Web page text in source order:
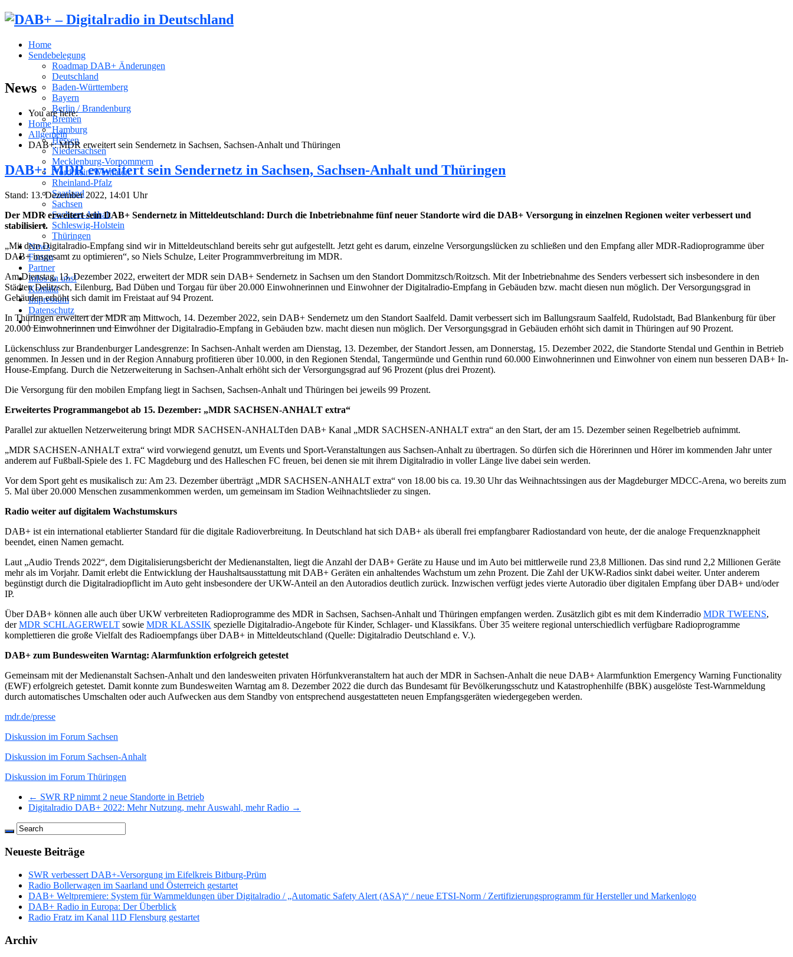
Home
Sendebelegung
Roadmap DAB+ Änderungen
Deutschland
Baden-Württemberg
Bayern
Berlin / Brandenburg
Bremen
Hamburg
Hessen
Niedersachsen
Mecklenburg-Vorpommern
Nordrhein-Westfalen
Rheinland-Pfalz
Saarland
Sachsen
Sachsen-Anhalt
Schleswig-Holstein
Thüringen
News
Forum
Partner
Infos an uns!
Kontakt
Impressum
Datenschutz
News
You are here:
Home
Allgemein
DAB+: MDR erweitert sein Sendernetz in Sachsen, Sachsen-Anhalt und Thüringen
DAB+: MDR erweitert sein Sendernetz in Sachsen, Sachsen-Anhalt und Thüringen
Stand: 13. Dezember 2022, 14:01 Uhr
Der MDR erweitert sein DAB+ Sendernetz in Mitteldeutschland: Durch die Inbetriebnahme fünf neuer Standorte wird die DAB+ Versorgung in einzelnen Regionen weiter verbessert und
stabilisiert.
„Mit dem Digitalradio-Empfang sind wir in Mitteldeutschland bereits sehr gut aufgestellt. Jetzt geht es darum, einzelne Versorgungslücken zu schließen und den Empfang aller MDR-Radioprogramme über
DAB+ insgesamt zu optimieren“, so Niels Schulze, Leiter Programmverbreitung im MDR.
Am Dienstag, 13. Dezember 2022, erweitert der MDR sein DAB+ Sendernetz in Sachsen um den Standort Dommitzsch/Roitzsch. Mit der Inbetriebnahme des Senders verbessert sich insbesondere in den
Städten Delitzsch, Eilenburg, Bad Düben und Torgau für über 20.000 Einwohnerinnen und Einwohner der Digitalradio-Empfang in Gebäuden bzw. macht diesen nun möglich. Der Versorgungsgrad in
Gebäuden erhöht sich damit im Freistaat auf 94 Prozent.
In Thüringen erweitert der MDR am Mittwoch, 14. Dezember 2022, sein DAB+ Sendernetz um den Standort Saalfeld. Damit verbessert sich im Ballungsraum Saalfeld, Rudolstadt, Bad Blankenburg für über
20.000 Einwohnerinnen und Einwohner der Digitalradio-Empfang in Gebäuden bzw. macht diesen nun möglich. Der Versorgungsgrad in Gebäuden erhöht sich damit in Thüringen auf 90 Prozent.
Lückenschluss zur Brandenburger Landesgrenze: In Sachsen-Anhalt werden am Dienstag, 13. Dezember, der Standort Jessen, am Donnerstag, 15. Dezember 2022, die Standorte Stendal und Genthin in Betrieb
genommen. In Jessen und in der Region Annaburg profitieren über 10.000, in den Regionen Stendal, Tangermünde und Genthin rund 60.000 Einwohnerinnen und Einwohner von einem nun besseren DAB+ In-
House-Empfang. Durch die Netzerweiterung in Sachsen-Anhalt erhöht sich der Versorgungsgrad auf 96 Prozent (plus drei Prozent).
Die Versorgung für den mobilen Empfang liegt in Sachsen, Sachsen-Anhalt und Thüringen bei jeweils 99 Prozent.
Erweitertes Programmangebot ab 15. Dezember: „MDR SACHSEN-ANHALT extra“
Parallel zur aktuellen Netzerweiterung bringt MDR SACHSEN-ANHALTden DAB+ Kanal „MDR SACHSEN-ANHALT extra“ an den Start, der am 15. Dezember seinen Regelbetrieb aufnimmt.
„MDR SACHSEN-ANHALT extra“ wird vorwiegend genutzt, um Events und Sport-Veranstaltungen aus Sachsen-Anhalt zu übertragen. So dürfen sich die Hörerinnen und Hörer im kommenden Jahr unter
anderem auf Fußball-Spiele des 1. FC Magdeburg und des Halleschen FC freuen, bei denen sie mit ihrem Digitalradio in voller Länge live dabei sein werden.
Vor dem Sport geht es musikalisch zu: Am 23. Dezember überträgt „MDR SACHSEN-ANHALT extra“ von 18.00 bis ca. 19.30 Uhr das Weihnachtssingen aus der Magdeburger MDCC-Arena, wo bereits zum
5. Mal über 20.000 Menschen zusammenkommen werden, um gemeinsam im Stadion Weihnachtslieder zu singen.
Radio weiter auf digitalem Wachstumskurs
DAB+ ist ein international etablierter Standard für die digitale Radioverbreitung. In Deutschland hat sich DAB+ als überall frei empfangbarer Radiostandard von heute, der die analoge Frequenzknappheit
beendet, einen Namen gemacht.
Laut „Audio Trends 2022“, dem Digitalisierungsbericht der Medienanstalten, liegt die Anzahl der DAB+ Geräte zu Hause und im Auto bei mittlerweile rund 23,8 Millionen. Das sind rund 2,2 Millionen Geräte
mehr als im Vorjahr. Damit erlebt die Entwicklung der Haushaltsausstattung mit DAB+ Geräten ein anhaltendes Wachstum um zehn Prozent. Die Zahl der UKW-Radios sinkt dabei weiter. Unter anderem
begünstigt durch die Digitalradiopflicht im Auto geht insbesondere der UKW-Anteil an den Autoradios deutlich zurück. Inzwischen verfügt jedes vierte Autoradio über digitalen Empfang über DAB+ und/oder
IP.
Über DAB+ können alle auch über UKW verbreiteten Radioprogramme des MDR in Sachsen, Sachsen-Anhalt und Thüringen empfangen werden. Zusätzlich gibt es mit dem Kinderradio MDR TWEENS,
derMDR SCHLAGERWELT sowie MDR KLASSIK spezielle Digitalradio-Angebote für Kinder, Schlager- und Klassikfans. Über 35 weitere regional unterschiedlich verfügbare Radioprogramme
komplettieren die große Vielfalt des Radioempfangs über DAB+ in Mitteldeutschland (Quelle: Digitalradio Deutschland e. V.).
DAB+ zum Bundesweiten Warntag: Alarmfunktion erfolgreich getestet
Gemeinsam mit der Medienanstalt Sachsen-Anhalt und den landesweiten privaten Hörfunkveranstaltern hat auch der MDR in Sachsen-Anhalt die neue DAB+ Alarmfunktion Emergency Warning Functionality
(EWF) erfolgreich getestet. Damit konnte zum Bundesweiten Warntag am 8. Dezember 2022 die durch das Bundesamt für Bevölkerungsschutz und Katastrophenhilfe (BBK) ausgelöste Test-Warnmeldung
durch automatisches Umschalten oder auch Aufwecken aus dem Standby von entsprechend ausgestatteten neuen Empfangsgeräten wiedergegeben werden.
mdr.de/presse
Diskussion im Forum Sachsen
Diskussion im Forum Sachsen-Anhalt
Diskussion im Forum Thüringen
← SWR RP nimmt 2 neue Standorte in Betrieb
Digitalradio DAB+ 2022: Mehr Nutzung, mehr Auswahl, mehr Radio →
Neueste Beiträge
SWR verbessert DAB+-Versorgung im Eifelkreis Bitburg-Prüm
Radio Bollerwagen im Saarland und Österreich gestartet
DAB+ Weltpremiere: System für Warnmeldungen über Digitalradio / „Automatic Safety Alert (ASA)“ / neue ETSI-Norm / Zertifizierungsprogramm für Hersteller und Markenlogo
DAB+ Radio in Europa: Der Überblick
Radio Fratz im Kanal 11D Flensburg gestartet
Archiv